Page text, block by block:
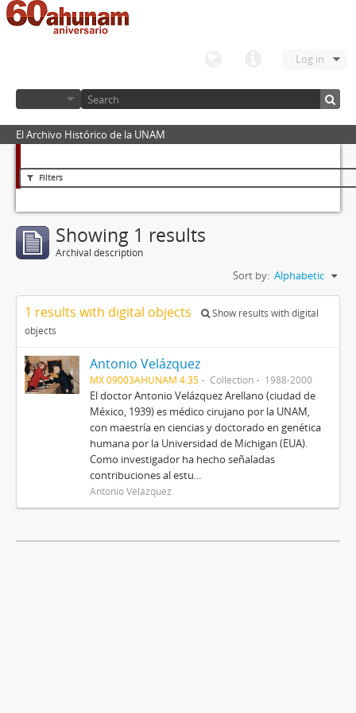
Log in
El Archivo Histórico de la UNAM
Filters
Showing 1 results
Archival description
Sort by: Alphabetic
1 results with digital objects
Show results with digital
objects
Antonio Velázquez
MX 09003AHUNAM 4.35 Collection 1988-2000
El doctor Antonio Velázquez Arellano (ciudad de
México, 1939) es médico cirujano por la UNAM,
con maestría en ciencias y doctorado en genética
humana por la Universidad de Michigan (EUA).
Como investigador ha hecho señaladas
contribuciones al estu...
Antonio Velázquez